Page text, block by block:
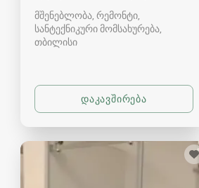
მშენებლობა, რემონტი,
სანტექნიკური მომსახურება
თბილისი